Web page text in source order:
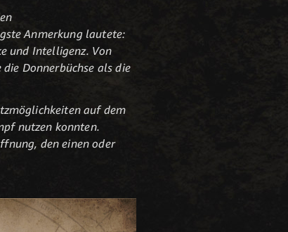
Anmerkung lautete:
und Intelligenz. Von
Donnerbüchse als die
auf dem
nutzen konnten.
den einen oder